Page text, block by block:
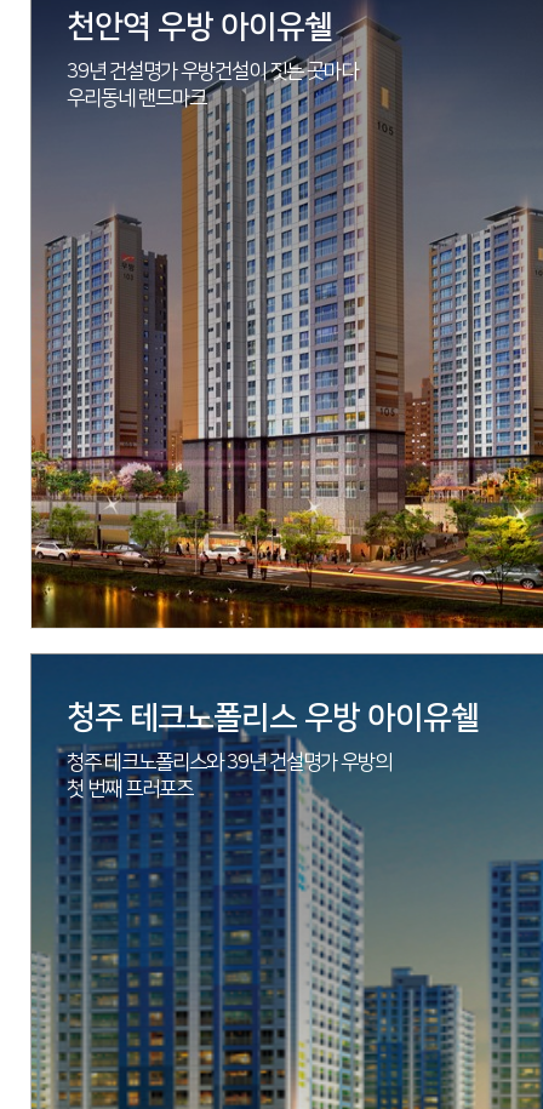
현장 충청북도 진천군 덕산면 용몽리 627-2번지 일원
시행 (주)삼라
시공 (주)우방건설
세대수 498세대
분양문의
자세히 보기
천안역 우방 아이유쉘
39년 건설명가 우방건설이 짓는 곳마다
우리동네 랜드마크
현장 충남 천안시 서북구 천안천6길 33
시행 에스엠상선(주), (주)라도
청주 테크노폴리스 우방 아이유쉘
청주 테크노폴리스와 39년 건설명가 우방의
첫 번째 프러포즈